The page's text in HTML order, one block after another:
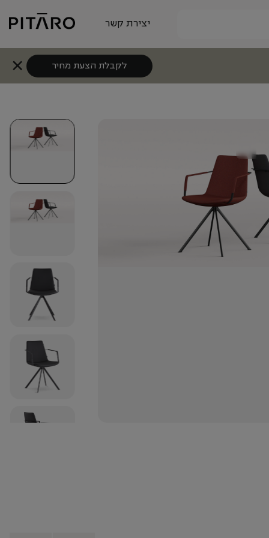
יצירת קשר
לקבלת הצעת מחיר
+